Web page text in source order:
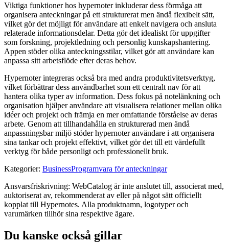
Viktiga funktioner hos hypernoter inkluderar dess förmåga att
organisera anteckningar på ett strukturerat men ändå flexibelt sätt,
vilket gör det möjligt för användare att enkelt navigera och ansluta
relaterade informationsdelar. Detta gör det idealiskt för uppgifter
som forskning, projektledning och personlig kunskapshantering.
Appen stöder olika anteckningsstilar, vilket gör att användare kan
anpassa sitt arbetsflöde efter deras behov.
Hypernoter integreras också bra med andra produktivitetsverktyg,
vilket förbättrar dess användbarhet som ett centralt nav för att
hantera olika typer av information. Dess fokus på notelänkning och
organisation hjälper användare att visualisera relationer mellan olika
idéer och projekt och främja en mer omfattande förståelse av deras
arbete. Genom att tillhandahålla en strukturerad men ändå
anpassningsbar miljö stöder hypernoter användare i att organisera
sina tankar och projekt effektivt, vilket gör det till ett värdefullt
verktyg för både personligt och professionellt bruk.
Kategorier: BusinessProgramvara för anteckningar
Ansvarsfriskrivning: WebCatalog är inte anslutet till, associerat med,
auktoriserat av, rekommenderat av eller på något sätt officiellt
kopplat till Hypernotes. Alla produktnamn, logotyper och
varumärken tillhör sina respektive ägare.
Du kanske också gillar